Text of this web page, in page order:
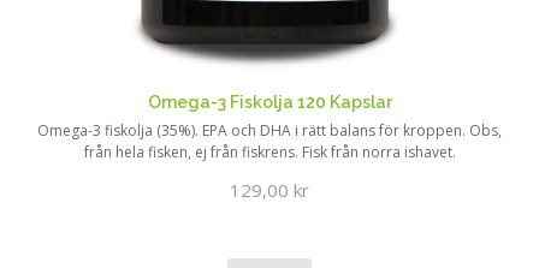
Omega-3 Fiskolja 120 Kapslar
Omega-3 fiskolja (35%). EPA och DHA i rätt balans för kroppen. Obs,
från hela fisken, ej från fiskrens. Fisk från norra ishavet.
129,00 kr